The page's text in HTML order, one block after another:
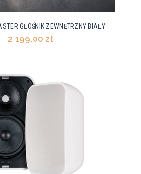
GŁOŚNIK ZEWNĘTRZNY BIAŁY
2 199,00 zł